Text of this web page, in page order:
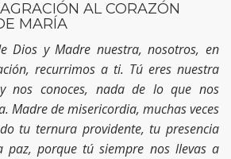
AL CORAZÓN
MARÍA
Dios y Madre nuestra, nosotros, en
recurrimos a ti. Tú eres nuestra
nos conoces, nada de lo que nos
Madre de misericordia, muchas veces
tu ternura providente, tu presencia
paz, porque tú siempre nos llevas a